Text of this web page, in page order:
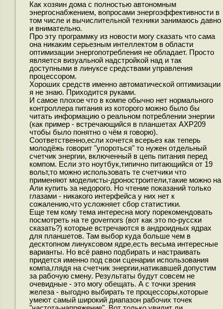
Как хозяин дома с полностью автономным
энергоснабжением, вопросами энергоэффективности в
том числе и вычислительной техники занимаюсь давно
и внимательно.
Про эту программку из новости могу сказать что сама
она никаким серьезным интеллектом в области
оптимизации энергопотребления не обладает. Просто
является визуальной надстройкой над и так
доступными в линуксе средствами управления
процессором.
Хороших средств именно автоматической оптимизации
я не знаю. Приходится руками.
И самое плохое что в компе обычно нет нормального
контроллера питания из которого можно было бы
читать информацию о реальном потреблении энергии
(как пример - встречающийся в планшетах AXP209
чтобы было понятно о чём я говорю).
Соответственно,если хочется всерьез как теперь
молодёжь говорит "упороться" то нужен отдельный
счетчик энергии, включенный в цепь питания перед
компом. Если это ноутбук,типично питающийся от 19
вольт,то можно использовать те счетчики что
применяют моделисты-дроностроители,такие можно на
Али купить за недорого. Но чтение показаний только
глазами - никакого интерфейса у них нет к
сожалению,что усложняет сбор статистики.
Еще тем кому тема интересна могу порекомендовать
посмотреть на те governors (вот как это по-русски
сказать?) которые встречаются в андроидных ядрах
для планшетов. Там выбор куда больше чем в
десктопном линуксовом ядре,есть весьма интересные
варианты. Но всё равно подбирать и настраивать
придется именно под свои сценарии использования
компа,глядя на счетчик энергии,натикавшей допустим
за рабочую смену. Результаты будут совсем не
очевидные - это могу обещать. А с точки зрения
железа - выгодно выбирать те процессоры,которые
умеют самый широкий диапазон рабочих точек